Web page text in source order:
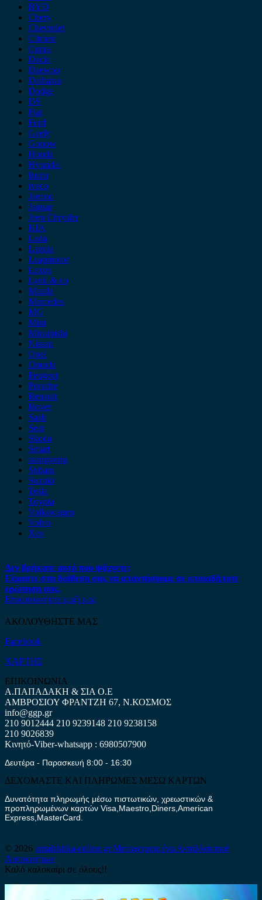
BYD
Chery
Chevrolet
Citroen
Cupra
Dacia
Daewoo
Daihatsu
Dodge
DS
Fiat
Ford
Geely
Gonow
Honda
Hyundai
Isuzu
iveco
Jaecoo
Jaguar
Jeep Chrysler
KIA
Lada
Lancia
Leapmotor
Lexus
Lynk & co
Mazda
Mercedes
MG
Mini
Mitsubishi
Nissan
Opel
Omoda
Peugeot
Porsche
Renault
Rover
Saab
Seat
Skoda
Smart
ssangyong
Subaru
Suzuki
Tesla
Toyota
Volkswagen
Volvo
Xev
Δεν βρήκατε αυτό που ψάχνετε;
Είμαστε στη διάθεση σας να απαντήσουμε σε οποιαδήποτε
ερώτηση σας.
Επικοινωνήστε μαζί μας
ΑΚΟΛΟΥΘΗΣΤΕ ΜΑΣ
Facebook
ΧΑΡΤΗΣ
ΕΠΙΚΟΙΝΩΝΙΑ
Α.ΠΑΠΑΔΑΚΗ & ΣΙΑ Ο.Ε
ΑΜΒΡΟΣΙΟΥ ΦΡΑΝΤΖΗ 67, Ν.ΚΟΣΜΟΣ
info@ggp.gr
210 9012444 210 9239148 210 9238158
210 9026839
Κινητό-Viber-whatsapp : 6980507900
Δευτέρα - Παρασκευή 8:00 - 16:30
ΔΕΧΟΜΑΣΤΕ ΚΑΙ ΠΛΗΡΩΜΕΣ ΜΕΣΩ ΚΑΡΤΩΝ
Δυνατότητα πληρωμής μέσω πιστωτικών, χρεωστικών &
προπληρωμένων καρτών Visa,Maestro,Diners,American
Express,MasterCard.
© 2026 antalaktika-online.grΜεταχειρισμένα Ανταλλακτικά
Αυτοκινήτων
Καλό καλοκαίρι σε όλους!!